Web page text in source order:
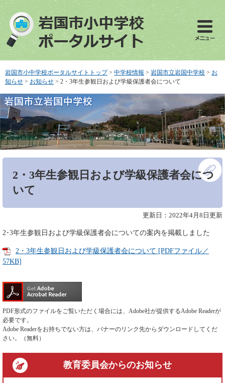
で
す
ば
し
本
文
岩国市小中学校ポータルサイトトップ > 中学校情報 > 岩国市立岩国中学校 > お
知らせ > お知らせ > 2・3年生参観日および学級保護者会について
2・3年生参観日および学級保護者会につ
いて
更新日：2022年4月8日更新
2･3年生参観日および学級保護者会についての案内を掲載しました
2・3年生参観日および学級保護者会について [PDFファイル／
57KB]
PDF形式のファイルをご覧いただく場合には、Adobe社が提供するAdobe Readerが
必要です。
Adobe Readerをお持ちでない方は、バナーのリンク先からダウンロードしてくだ
さい。（無料）
教育委員会からのお知らせ